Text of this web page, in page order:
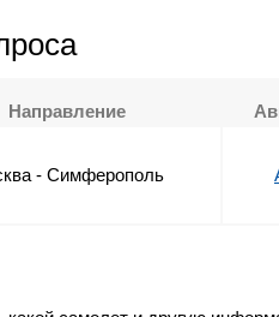
Направление
- Симферополь